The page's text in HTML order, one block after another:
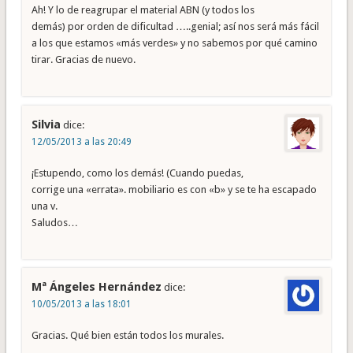
Ah! Y lo de reagrupar el material ABN (y todos los
demás) por orden de dificultad …..genial; así nos será más fácil
a los que estamos «más verdes» y no sabemos por qué camino
tirar. Gracias de nuevo.
Silvia dice:
12/05/2013 a las 20:49
¡Estupendo, como los demás! (Cuando puedas,
corrige una «errata». mobiliario es con «b» y se te ha escapado
una v.
Saludos…
Mª Ángeles Hernández dice:
10/05/2013 a las 18:01
Gracias. Qué bien están todos los murales.